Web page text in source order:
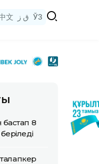
文 ق ز ЎЗ
бастап 8
талапкер